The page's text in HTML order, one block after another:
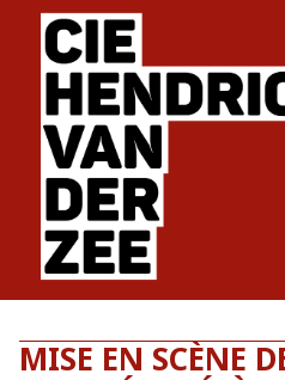
MISE EN SCÈNE